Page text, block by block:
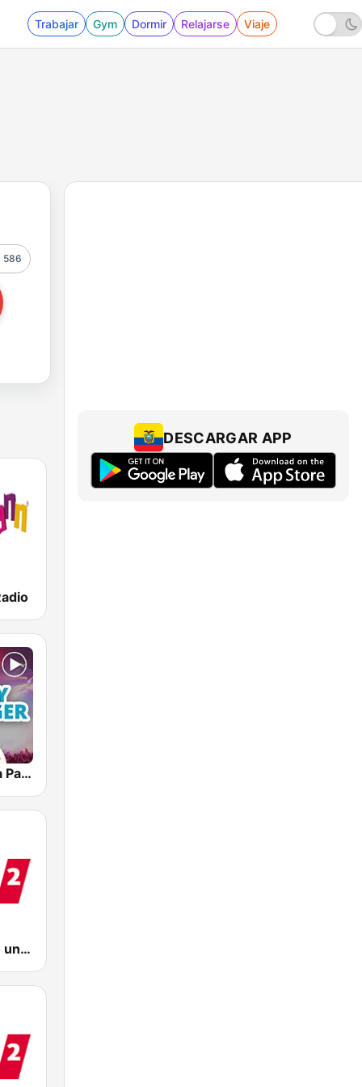
Trabajar Gym Dormir Relajarse Viaje
586
Radio Paloma Partyschlager
WDR 2 Rhein und Ruhr
DESCARGAR APP